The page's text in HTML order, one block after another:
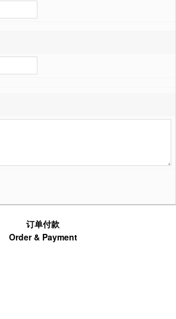
订单付款
Order & Payment